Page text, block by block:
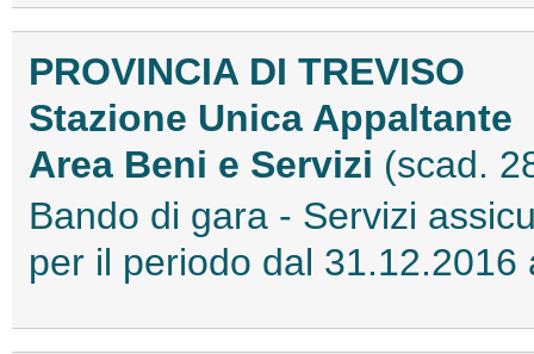
PROVINCIA DI TREVISO
Stazione Unica Appaltante
Area Beni e Servizi (scad.
Bando di gara - Servizi
per il periodo dal